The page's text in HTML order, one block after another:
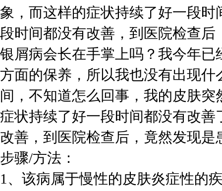
象，而这样的症状持续了好一段
段时间都没有改善，到医院检查后
银屑病会长在手掌上吗？我今年
方面的保养，所以我也没有出现
间，不知道怎么回事，我的皮肤
症状持续了好一段时间都没有改
改善，到医院检查后，竟然发现
步骤/方法：
1、该病属于慢性的皮肤炎症性的